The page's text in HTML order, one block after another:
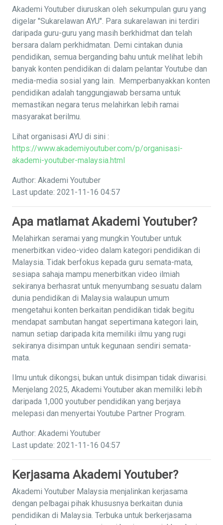
Akademi Youtuber diuruskan oleh sekumpulan guru yang
digelar "Sukarelawan AYU". Para sukarelawan ini terdiri
daripada guru-guru yang masih berkhidmat dan telah
bersara dalam perkhidmatan. Demi cintakan dunia
pendidikan, semua berganding bahu untuk melihat lebih
banyak konten pendidikan di dalam pelantar Youtube dan
media-media sosial yang lain. Memperbanyakkan konten
pendidikan adalah tanggungjawab bersama untuk
memastikan negara terus melahirkan lebih ramai
masyarakat berilmu.
Lihat organisasi AYU di sini :
https://www.akademiyoutuber.com/p/organisasi-
akademi-youtuber-malaysia.html
Author: Akademi Youtuber
Last update: 2021-11-16 04:57
Apa matlamat Akademi Youtuber?
Melahirkan seramai yang mungkin Youtuber untuk
menerbitkan video-video dalam kategori pendidikan di
Malaysia. Tidak berfokus kepada guru semata-mata,
sesiapa sahaja mampu menerbitkan video ilmiah
sekiranya berhasrat untuk menyumbang sesuatu dalam
dunia pendidikan di Malaysia walaupun umum
mengetahui konten berkaitan pendidikan tidak begitu
mendapat sambutan hangat sepertimana kategori lain,
namun setiap daripada kita memiliki ilmu yang rugi
sekiranya disimpan untuk kegunaan sendiri semata-
mata.
Ilmu untuk dikongsi, bukan untuk disimpan tidak diwarisi.
Menjelang 2025, Akademi Youtuber akan memiliki lebih
daripada 1,000 youtuber pendidikan yang berjaya
melepasi dan menyertai Youtube Partner Program.
Author: Akademi Youtuber
Last update: 2021-11-16 04:57
Kerjasama Akademi Youtuber?
Akademi Youtuber Malaysia menjalinkan kerjasama
dengan pelbagai pihak khususnya berkaitan dunia
pendidikan di Malaysia. Terbuka untuk berkerjasama